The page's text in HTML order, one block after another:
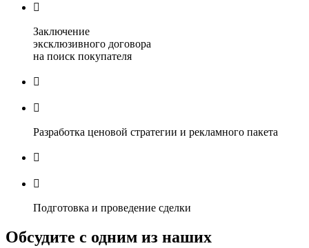

Заключение
эксклюзивного договора
на поиск покупателя


Разработка ценовой стратегии и рекламного пакета


Подготовка и проведение сделки
Обсудите с одним из наших